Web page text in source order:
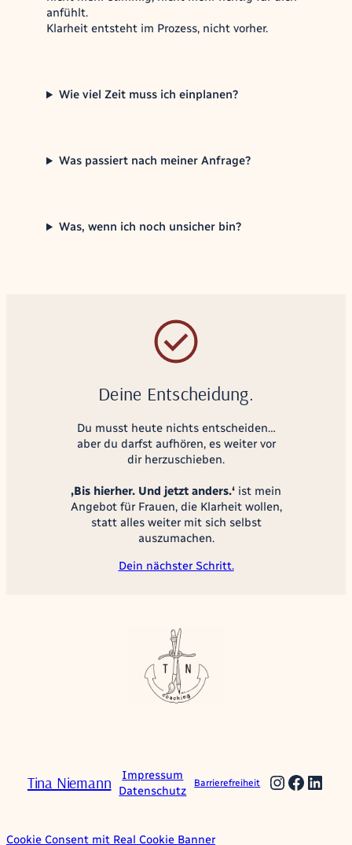
anfühlt.
Klarheit entsteht im Prozess, nicht vorher.
Wie viel Zeit muss ich einplanen?
Was passiert nach meiner Anfrage?
Was, wenn ich noch unsicher bin?
Deine Entscheidung.
Du musst heute nichts entscheiden…
aber du darfst aufhören, es weiter vor
dir herzuschieben.
‚Bis hierher. Und jetzt anders.‘ ist mein
Angebot für Frauen, die Klarheit wollen,
statt alles weiter mit sich selbst
auszumachen.
Dein nächster Schritt.
Tina Niemann
Impressum
Datenschutz
Barrierefreiheit
Cookie Consent mit Real Cookie Banner